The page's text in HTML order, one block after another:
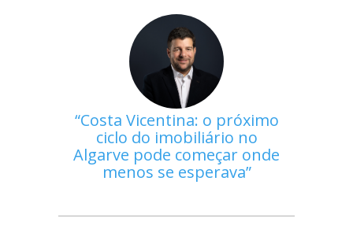
Costa Vicentina: o próximo
ciclo do imobiliário no
Algarve pode começar onde
menos se esperava